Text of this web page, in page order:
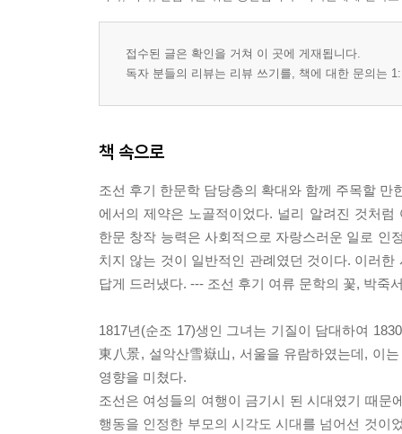
- 당쟁에 희생된 비운의 왕 사도 세자
- 세자의 죽음으로 영화를 누린 이들
- 가문의 복권을 위한 정치적 입장을 밝히다
대학자와 어깨를 나란히 한 윤지당
- 탁월한 식견으로 주위를 놀라게 하다
- 평생 성리학에 정진한 그녀의 유고집
남편과 학문을 나눈 정일당
- 시어머니와 시로써 정을 주고받다
내조의 능력을 발휘한 여인들
동정월, 이기축을 출세시키다
- 후일 만들어진 이기축에 대한 역사 기록
* 이기축 가계도
접수된 글은 확인을 거쳐 이 곳에 게재됩니다.
독자 분들의 리뷰는 리뷰 쓰기를, 책에 대한 문의는
책 속으로
조선 후기 한문학 담당층의 확대와 함께 주목할
에서의 제약은 노골적이었다. 널리 알려진 것처
한문 창작 능력은 사회적으로 자랑스러운 일로 인
치지 않는 것이 일반적인 관례였던 것이다. 이러
답게 드러냈다. --- 조선 후기 여류 문학의 꽃, 박죽
1817년(순조 17)생인 그녀는 기질이 담대하여
東八景, 설악산雪嶽山, 서울을 유람하였는데, 이
영향을 미쳤다.
조선은 여성들의 여행이 금기시 된 시대였기 때
행동을 인정한 부모의 시각도 시대를 넘어선 것이